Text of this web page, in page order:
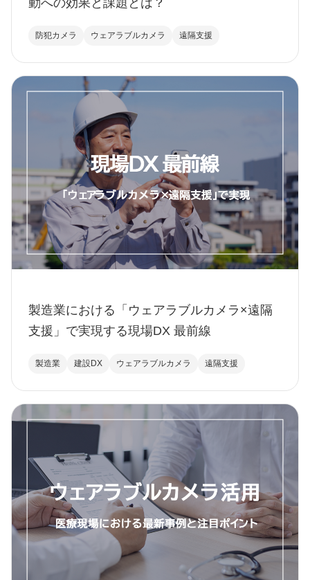
防犯カメラ ウェアラブルカメラ 遠隔支援
製造業における「ウェアラブルカメラ×遠隔
支援」で実現する現場DX 最前線
製造業 建設DX ウェアラブルカメラ 遠隔支援